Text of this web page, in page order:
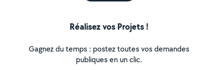
Réalisez vos Projets !
Gagnez du temps : postez toutes vos demandes
publiques en un clic.